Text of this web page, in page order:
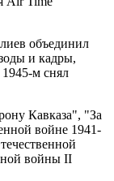
объединил
и кадры,
м снял
Кавказа", "За
войне 1941-
войны II